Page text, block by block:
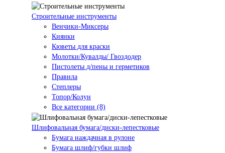
Строительные инструменты
Венчики-Миксеры
Киянки
Кюветы для краски
Молотки/Кувалды/ Гвоздодер
Пистолеты д/пены и герметиков
Правила
Степлеры
Топор/Колун
Все категории (8)
Шлифовальная бумага/диски-лепестковые
Бумага наждачная в рулоне
Бумага шлиф/губки шлиф